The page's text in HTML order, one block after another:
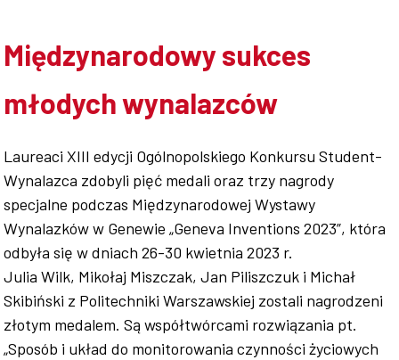
Międzynarodowy sukces
młodych wynalazców
Laureaci XIII edycji Ogólnopolskiego Konkursu Student-
Wynalazca zdobyli pięć medali oraz trzy nagrody
specjalne podczas Międzynarodowej Wystawy
Wynalazków w Genewie „Geneva Inventions 2023”, która
odbyła się w dniach 26-30 kwietnia 2023 r.
Julia Wilk, Mikołaj Miszczak, Jan Piliszczuk i Michał
Skibiński z Politechniki Warszawskiej zostali nagrodzeni
złotym medalem. Są współtwórcami rozwiązania pt.
„Sposób i układ do monitorowania czynności życiowych
Współpraca
Sklep PŚk
Kontakt